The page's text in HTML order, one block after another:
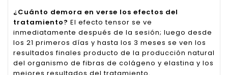
¿Cuánto demora en verse los efectos del
tratamiento? El efecto tensor se ve
inmediatamente después de la sesión; luego desde
los 21 primeros días y hasta los 3 meses se ven los
resultados finales producto de la producción natural
del organismo de fibras de colágeno y elastina y los
mejores resultados del tratamiento.